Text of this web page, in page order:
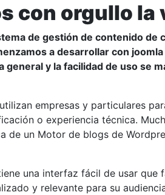
con orgullo
de gestión de contenido
a desarrollar con
y la facilidad de uso se
empresas y particulares
o experiencia técnica.
un Motor de blogs de
una interfaz fácil de usar
y relevante para su